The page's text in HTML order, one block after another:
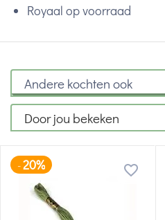
Royaal op voorraad
Andere kochten ook
Door jou bekeken
-20%